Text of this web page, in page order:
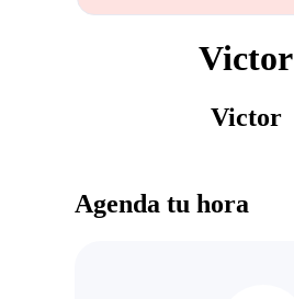
Victor
Victor
Agenda tu hora